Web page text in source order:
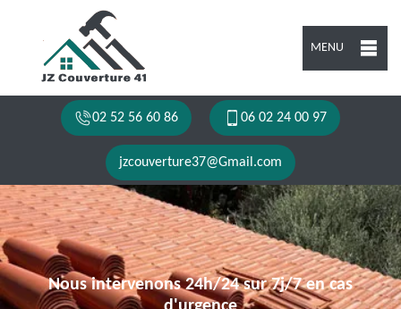
MENU
02 52 56 60 86 06 02 24 00 97
jzcouverture37@Gmail.com
Nous intervenons 24h/24 sur 7j/7 en cas